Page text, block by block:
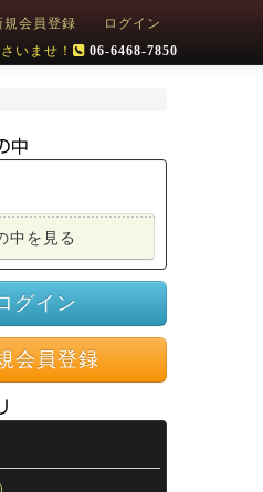
規会員登録
ログイン
いませ！ 06-6468-7850
中を見る
グイン
会員登録